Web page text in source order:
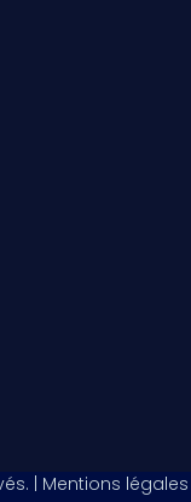
| Mentions légales